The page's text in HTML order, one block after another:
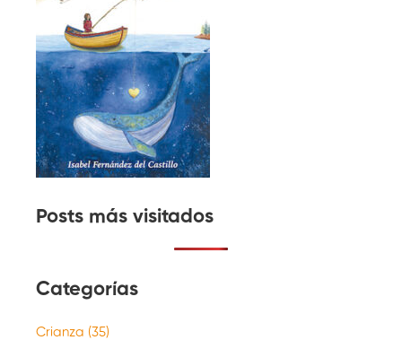
Posts más visitados
Categorías
Crianza (35)